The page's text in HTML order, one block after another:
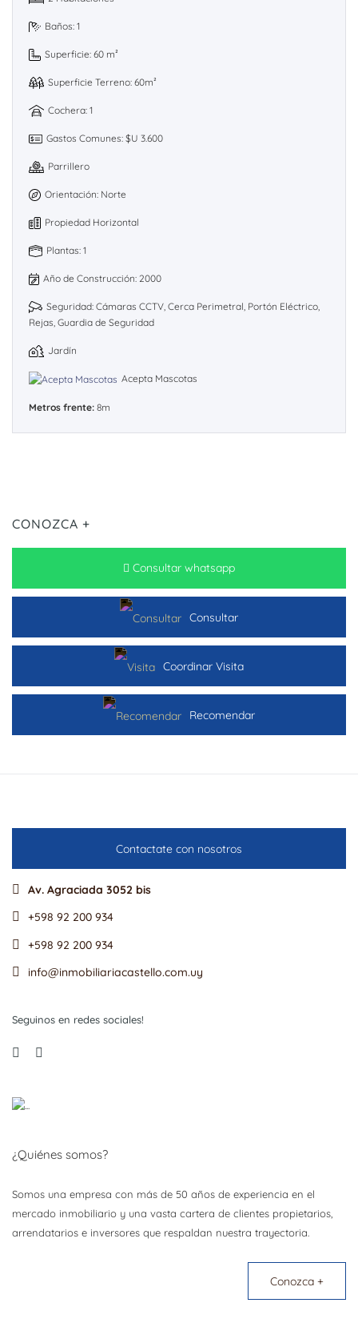
Baños: 1
Superficie: 60 m²
Superficie Terreno: 60m²
Cochera: 1
Gastos Comunes: $U 3.600
Parrillero
Orientación: Norte
Propiedad Horizontal
Plantas: 1
Año de Construcción: 2000
Seguridad: Cámaras CCTV, Cerca Perimetral, Portón Eléctrico,
Rejas, Guardia de Seguridad
Jardín
Acepta Mascotas
Metros frente: 8m
CONOZCA +
Consultar whatsapp
Consultar
Coordinar Visita
Recomendar
Contactate con nosotros
Av. Agraciada 3052 bis
+598 92 200 934
+598 92 200 934
info@inmobiliariacastello.com.uy
Seguinos en redes sociales!
¿Quiénes somos?
Somos una empresa con más de 50 años de experiencia en el
mercado inmobiliario y una vasta cartera de clientes propietarios,
arrendatarios e inversores que respaldan nuestra trayectoria.
Conozca +